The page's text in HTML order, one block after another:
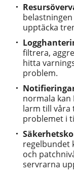
upptäcka
filtrera,
hitta
problem.
normala kan
larm till våra
problemet i
regelbundet
och
servrarna